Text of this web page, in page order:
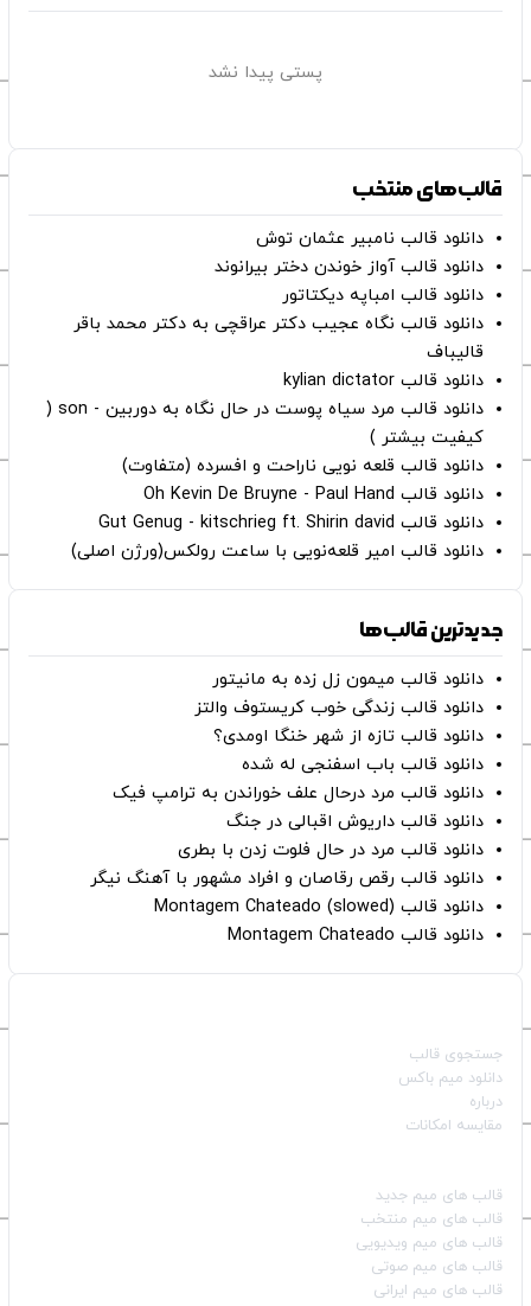
پستی پیدا نشد
قالب‌های منتخب
دانلود قالب نامبیر عثمان ‌توش
دانلود قالب آواز خوندن دختر بیرانوند
دانلود قالب امباپه دیکتاتور
دانلود قالب نگاه عجیب دکتر عراقچی به دکتر محمد باقر
قالیباف
دانلود قالب kylian dictator
دانلود قالب مرد سیاه پوست در حال نگاه به دوربین - son (
کیفیت بیشتر )
دانلود قالب قلعه نویی ناراحت و افسرده (متفاوت)
دانلود قالب Oh Kevin De Bruyne - Paul Hand
دانلود قالب Gut Genug - kitschrieg ft. Shirin david
دانلود قالب امیر قلعه‌نویی با ساعت رولکس(ورژن اصلی)
جدیدترین قالب‌ها
دانلود قالب میمون زل زده به مانیتور
دانلود قالب زندگی خوب کریستوف والتز
دانلود قالب تازه از شهر خنگا اومدی؟
دانلود قالب باب اسفنجی له شده
دانلود قالب مرد درحال علف خوراندن به ترامپ فیک
دانلود قالب داریوش اقبالی در جنگ
دانلود قالب مرد در حال فلوت زدن با بطری
دانلود قالب رقص رقاصان و افراد مشهور با آهنگ نیگر
دانلود قالب Montagem Chateado (slowed)
دانلود قالب Montagem Chateado
جستجوی قالب
دانلود میم باکس
درباره
مقایسه امکانات
قالب‌ های میم جدید
قالب‌ های میم منتخب
قالب‌ های میم ویدیویی
قالب‌ های میم صوتی
قالب‌ های میم ایرانی